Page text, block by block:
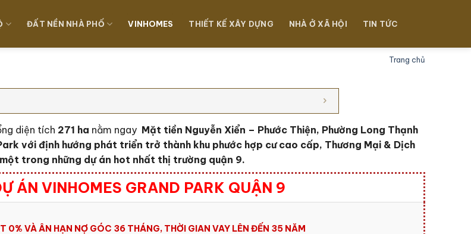
ĐẤT NỀN NHÀ PHỐ VINHOMES THIẾT KẾ XÂY DỰNG NHÀ Ở XÃ HỘI TIN TỨC
Trang chủ
diện tích 271 ha nằm ngay Mặt tiền Nguyễn Xiển – Phước Thiện, Phường Long Thạnh
với định hướng phát triển trở thành khu phước hợp cư cao cấp, Thương Mại & Dịch
một trong những dự án hot nhất thị trường quận 9.
ÁN VINHOMES GRAND PARK QUẬN 9
0% VÀ ÂN HẠN NỢ GÓC 36 THÁNG, THỜI GIAN VAY LÊN ĐẾN 35 NĂM